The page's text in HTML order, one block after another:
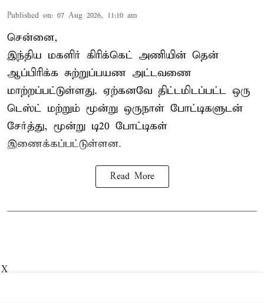
Published on: 07 Aug 2026, 11:10 am
சென்னை,
இந்திய மகளிர் கிரிக்கெட் அணியின் தென்
ஆப்பிரிக்க சுற்றுப்பயண அட்டவணை
மாற்றப்பட்டுள்ளது. ஏற்கனவே திட்டமிடப்பட்ட ஒரு
டெஸ்ட் மற்றும் மூன்று ஒருநாள் போட்டிகளுடன்
சேர்த்து, மூன்று டி20 போட்டிகள்
இணைக்கப்பட்டுள்ளன.
Read More
X